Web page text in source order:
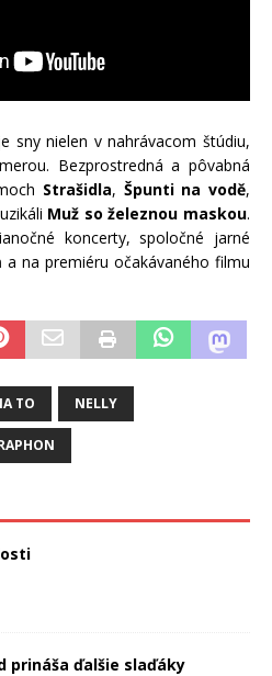
sny nielen v nahrávacom štúdiu,
Bezprostredná a pôvabná
Strašidla, Špunti na vodě,
Muž so železnou maskou.
koncerty, spoločné jarné
a na premiéru očakávaného filmu
TO NELLY
prináša ďalšie slaďáky